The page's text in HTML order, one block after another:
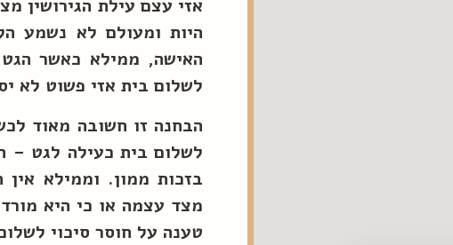
אזי עצם עילת הגירושין
היות ומעולם לא נשמע
האישה, ממילא כאשר הגט
לשלום בית אזי פשוט לא
הבחנה זו חשובה מאוד
לשלום בית כעילה לגט –
בזכות ממון. וממילא
מצד עצמה או כי היא
טענה על חוסר סיכוי